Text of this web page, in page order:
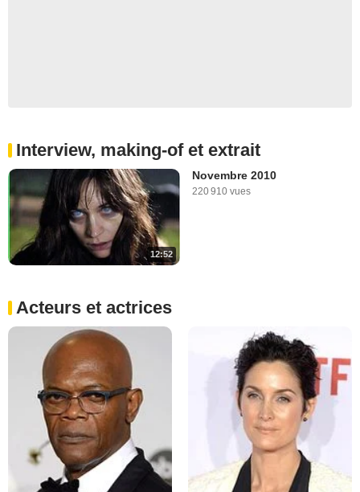
Interview, making-of et extrait
12:52
Novembre 2010
220 910 vues
Acteurs et actrices